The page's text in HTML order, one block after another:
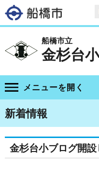
船橋市立
金杉台
メニューを開く
新着情報
金杉台小ブログ開